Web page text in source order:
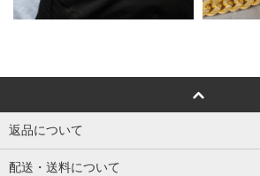
返品について
配送・送料について